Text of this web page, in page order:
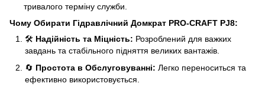
тривалого терміну служби.
Чому Обирати Гідравлічний Домкрат PRO-CRAFT PJ8:
🛠️ Надійність та Міцність: Розроблений для важких
завдань та стабільного підняття великих вантажів.
🔄 Простота в Обслуговуванні: Легко переноситься та
ефективно використовується.